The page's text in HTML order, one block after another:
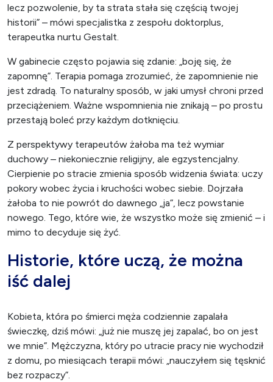
lecz pozwolenie, by ta strata stała się częścią twojej
historii” – mówi specjalistka z zespołu doktorplus,
terapeutka nurtu Gestalt.
W gabinecie często pojawia się zdanie: „boję się, że
zapomnę”. Terapia pomaga zrozumieć, że zapomnienie nie
jest zdradą. To naturalny sposób, w jaki umysł chroni przed
przeciążeniem. Ważne wspomnienia nie znikają – po prostu
przestają boleć przy każdym dotknięciu.
Z perspektywy terapeutów żałoba ma też wymiar
duchowy – niekoniecznie religijny, ale egzystencjalny.
Cierpienie po stracie zmienia sposób widzenia świata: uczy
pokory wobec życia i kruchości wobec siebie. Dojrzała
żałoba to nie powrót do dawnego „ja”, lecz powstanie
nowego. Tego, które wie, że wszystko może się zmienić – i
mimo to decyduje się żyć.
Historie, które uczą, że można
iść dalej
Kobieta, która po śmierci męża codziennie zapalała
świeczkę, dziś mówi: „już nie muszę jej zapalać, bo on jest
we mnie”. Mężczyzna, który po utracie pracy nie wychodził
z domu, po miesiącach terapii mówi: „nauczyłem się tęsknić
bez rozpaczy”.